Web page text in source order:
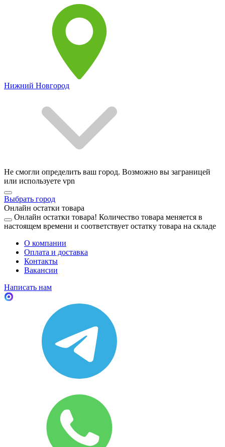
Нижний Новгород
Не смогли определить ваш город. Возможно вы заграницей
или используете vpn
Выбрать город
Онлайн остатки товара
Онлайн остатки товара! Количество товара меняется в
настоящем времени и соответствует остатку товара на складе
О компании
Оплата и доставка
Контакты
Вакансии
Написать нам